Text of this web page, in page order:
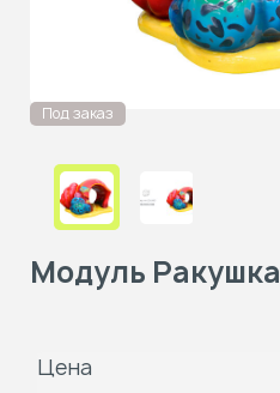
Под заказ
Модуль Ракушка
Цена